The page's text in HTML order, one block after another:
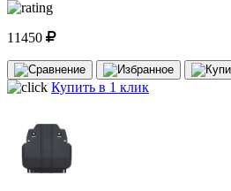
11450
Купить в 1 клик